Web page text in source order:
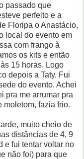
passado que
perfeito e a
Floripa o Anastácio,
local do evento em
com frango à
os kits e então
15 horas. Logo
depois a Taty. Fui
do evento. Achei
pra me arrumar pra
moletom, fazia frio.
muito cheio de
distâncias de 4, 9
e fui tentar voltar no
não foi) para que